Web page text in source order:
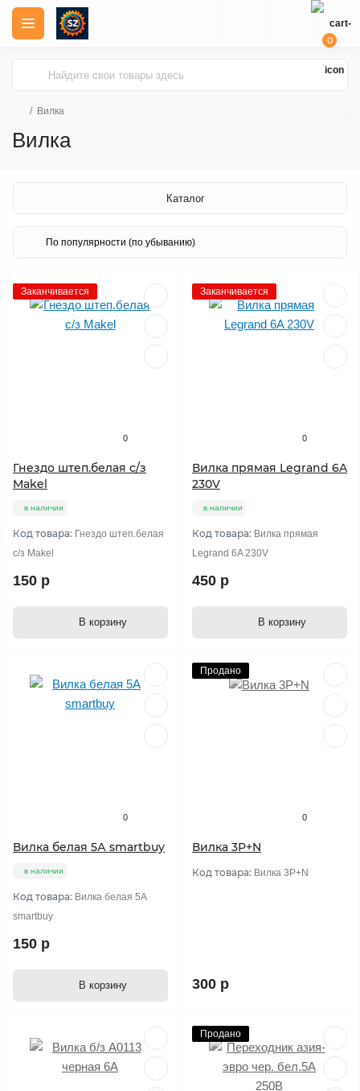
0
Вилка
Вилка
Каталог
Заканчивается
0
Гнездо штеп.белая с/з
Makel
в наличии
Код товара: Гнездо штеп.белая
с/з Makel
150 р
В корзину
Заканчивается
0
Вилка прямая Legrand 6A
230V
в наличии
Код товара: Вилка прямая
Legrand 6A 230V
450 р
В корзину
0
Вилка белая 5А smartbuy
в наличии
Код товара: Вилка белая 5А
smartbuy
150 р
В корзину
Продано
0
Вилка 3Р+N
Код товара: Вилка 3Р+N
300 р
Продано